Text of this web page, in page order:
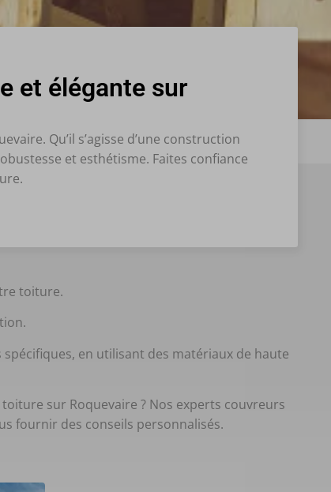
et élégante sur
Qu’il s’agisse d’une construction
et esthétisme. Faites confiance
toiture.
en utilisant des matériaux de haute
sur Roquevaire ? Nos experts couvreurs
fournir des conseils personnalisés.